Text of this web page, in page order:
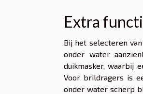
Extra
Bij het selecteren
onder water
duikmasker, waarbij
Voor brildragers is
onder water scherp